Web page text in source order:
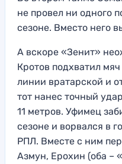
не провел ни одного
сезоне. Вместо него
А вскоре «Зенит»
Кротов подхватил
линии вратарской и
тот нанес точный
11 метров. Уфимец
сезоне и ворвался в
РПЛ. Вместе с ним
Азмун, Ерохин (оба –